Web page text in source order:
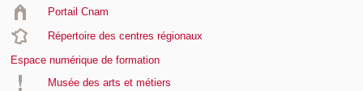
Portail Cnam
Répertoire des centres régionaux
Espace numérique de formation
Musée des arts et métiers